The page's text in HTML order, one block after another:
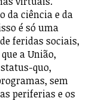
da ciência e da
é só uma
feridas sociais,
a União,
quo,
sem
periferias e os